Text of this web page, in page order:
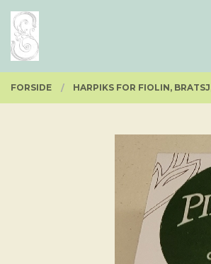
Gå
innholdet
PRODUKTER
Lukk
FORSIDE HARPIKS FOR FIOLIN,